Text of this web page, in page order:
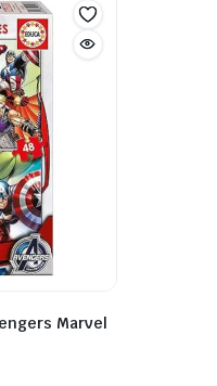
Marvel